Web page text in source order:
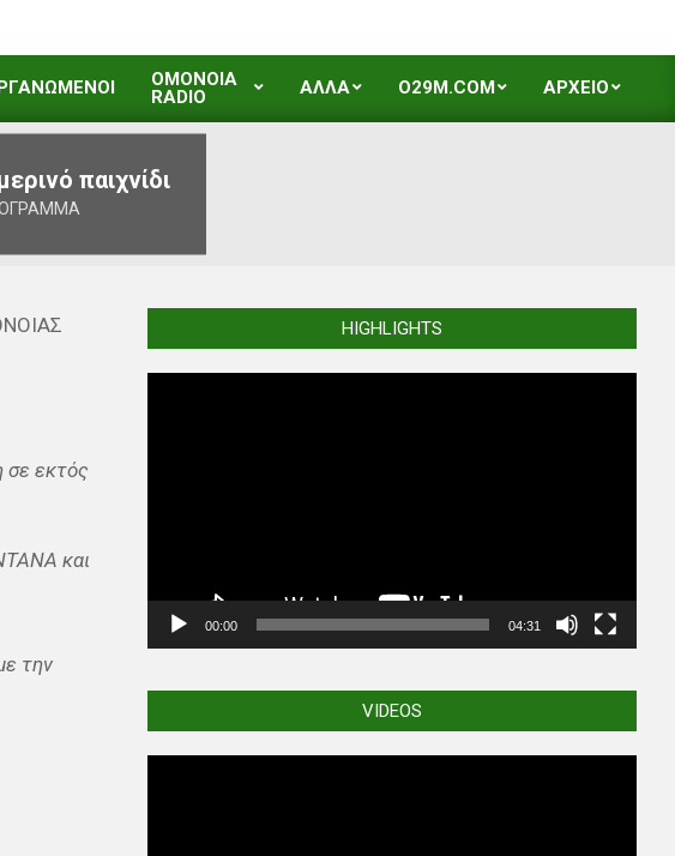
OMONOIA
RADIO
ΑΛΛΑ O29M.COM ΑΡΧΕΙΟ
παιχνίδι
σε εκτός
και
την
HIGHLIGHTS
00:00 04:31
VIDEOS